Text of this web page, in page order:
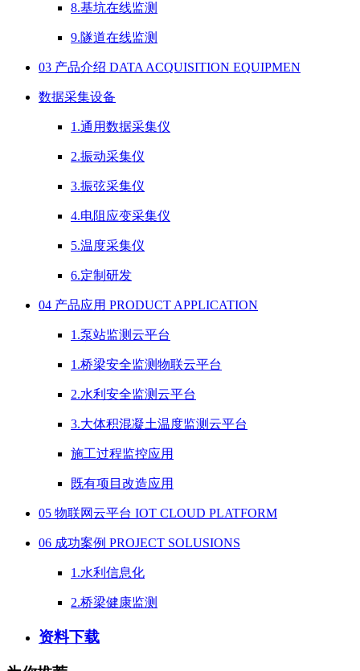
8.基坑在线监测
9.隧道在线监测
03 产品介绍 DATA ACQUISITION EQUIPMEN
数据采集设备
1.通用数据采集仪
2.振动采集仪
3.振弦采集仪
4.电阻应变采集仪
5.温度采集仪
6.定制研发
04 产品应用 PRODUCT APPLICATION
1.泵站监测云平台
1.桥梁安全监测物联云平台
2.水利安全监测云平台
3.大体积混凝土温度监测云平台
施工过程监控应用
既有项目改造应用
05 物联网云平台 IOT CLOUD PLATFORM
06 成功案例 PROJECT SOLUSIONS
1.水利信息化
2.桥梁健康监测
资料下载